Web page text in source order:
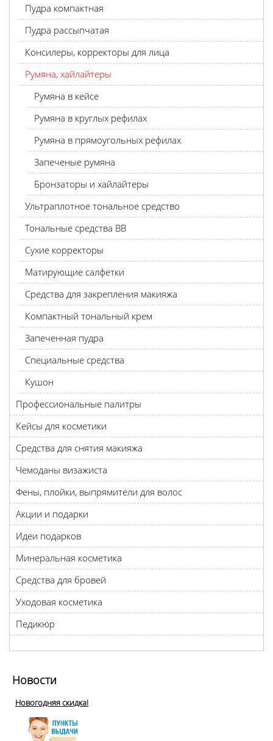
Пудра компактная
Пудра рассыпчатая
Консилеры, корректоры для лица
Румяна, хайлайтеры
Румяна в кейсе
Румяна в круглых рефилах
Румяна в прямоугольных рефилах
Запеченые румяна
Бронзаторы и хайлайтеры
Ультраплотное тональное средство
Тональные средства BB
Сухие корректоры
Матирующие салфетки
Средства для закрепления макияжа
Компактный тональный крем
Запеченная пудра
Специальные средства
Кушон
Профессиональные палитры
Кейсы для косметики
Средства для снятия макияжа
Чемоданы визажиста
Фены, плойки, выпрямители для волос
Акции и подарки
Идеи подарков
Минеральная косметика
Средства для бровей
Уходовая косметика
Педикюр
Новости
Новогодняя скидка!